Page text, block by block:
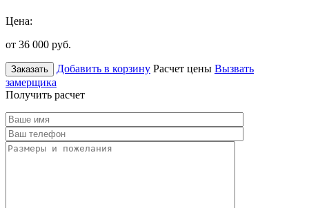
Цена:
от 36 000 руб.
Заказать Добавить в корзину Расчет цены Вызвать
замерщика
Получить расчет